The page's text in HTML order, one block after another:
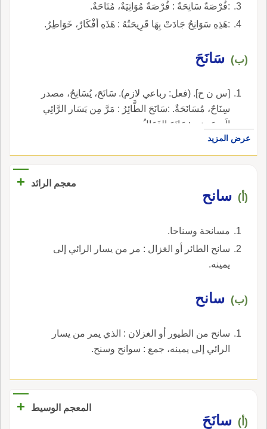
:فُرْصَةٌ سَانِحَةٌ : فُرْصَةٌ مُوَاتِيَةٌ، مُتَاحَةٌ.
:هَذِهِ سَوَانِحُ جَادَتْ بِهَا قَرِيحَتُهُ : هَذَهِ أفْكَارٌ، خَوَاطِرُ.
(ب) سَانَحَ
[س ن ح]. (فعل: رباعي لازم). سَانَحَ، يُسَانِحُ، مصدر
سِنَاحٌ، مُسَانَحَةٌ. :سَانَحَ الطَّائِرُ : مَرَّ مِن يَسَار الرَّائِي
إلَى يَمِينِهِ. :سَانَحَ الغَزَالُ.
عرض المزيد
معجم الرائد +
(أ) سانح
مسانحة وسناحا.
سانح الطائر أو الغزال : مر من يسار الرائي إلى
يمينه.
(ب) سانح
سانح من الطيور أو الغزلان : الذي يمر من يسار
الرائي إلى يمينه، جمع : سوانح وسنح.
المعجم الوسيط +
(أ) سانَحَ